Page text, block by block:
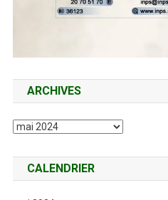
ARCHIVES
Archives
CALENDRIER